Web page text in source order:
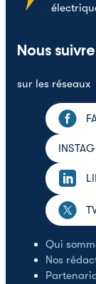
Nous suivre
sur les réseaux
Qui
Nos